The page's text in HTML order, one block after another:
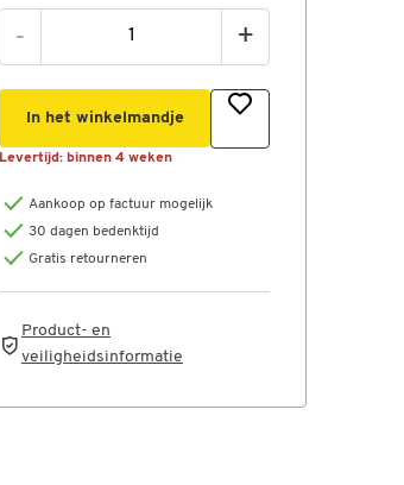
- +
In het winkelmandje
Levertijd: binnen 4 weken
Aankoop op factuur mogelijk
30 dagen bedenktijd
Gratis retourneren
Product- en
veiligheidsinformatie